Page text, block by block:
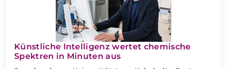
Künstliche Intelligenz wertet chemische
Spektren in Minuten aus